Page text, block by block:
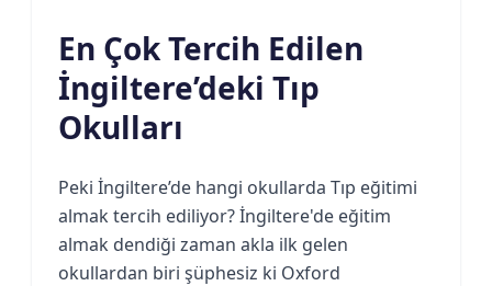
En Çok Tercih Edilen
İngiltere’deki Tıp
Okulları
Peki İngiltere’de hangi okullarda Tıp eğitimi
almak tercih ediliyor? İngiltere'de eğitim
almak dendiği zaman akla ilk gelen
okullardan biri şüphesiz ki Oxford